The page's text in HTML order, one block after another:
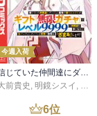
,転
今週入荷
前貴史 明鏡シスイ
6位